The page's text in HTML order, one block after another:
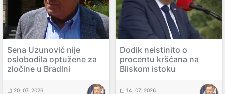
Sena Uzunović nije
oslobodila optužene za
zločine u Bradini
20. 07. 2026
Dodik neistinito o
procentu kršćana na
Bliskom istoku
14. 07. 2026